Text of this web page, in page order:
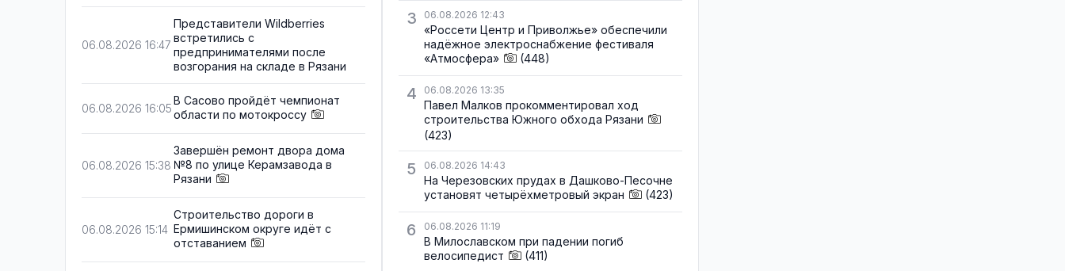
06.08.2026 16:47
Представители Wildberries
встретились с
предпринимателями после
возгорания на складе в Рязани
06.08.2026 16:05
В Сасово пройдёт чемпионат
области по мотокроссу
06.08.2026 15:38
Завершён ремонт двора дома
№8 по улице Керамзавода в
Рязани
06.08.2026 15:14
Строительство дороги в
Ермишинском округе идёт с
отставанием
3 06.08.2026 12:43
«Россети Центр и Приволжье» обеспечили
надёжное электроснабжение фестиваля
«Атмосфера»
(448)
4 06.08.2026 13:35
Павел Малков прокомментировал ход
строительства Южного обхода Рязани
(423)
5 06.08.2026 14:43
На Черезовских прудах в Дашково-Песочне
установят четырёхметровый экран
(423)
6 06.08.2026 11:19
В Милославском при падении погиб
велосипедист
(411)